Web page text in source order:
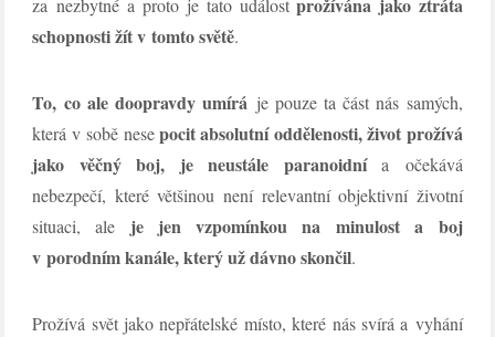
za nezbytné a proto je tato událostprožívána jako ztráta
schopnosti žít v tomto světě.
To, co ale doopravdy umírá je pouze ta část nás samých,
která v sobě nesepocit absolutní oddělenosti, život prožívá
jako věčný boj, je neustále paranoidnía očekává
nebezpečí, které většinou není relevantní objektivní životní
situaci, ale je jen vzpomínkou na minulost a boj
v porodním kanále, který už dávno skončil.
Prožívá svět jako nepřátelské místo, které nás svírá a vyhání